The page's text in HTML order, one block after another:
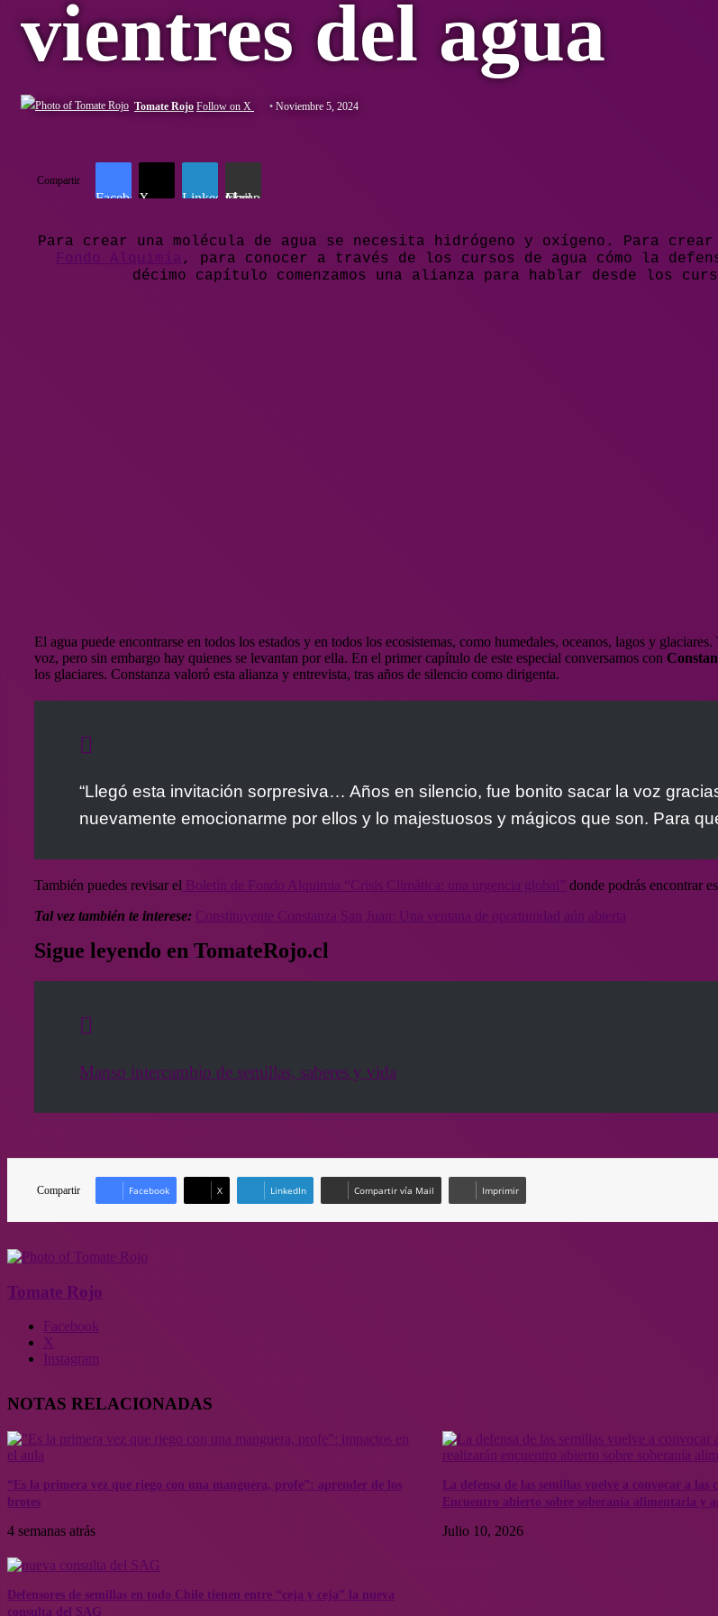
vientres del agua
Tomate Rojo Follow on X Noviembre 5, 2024
Compartir
Facebook
X LinkedInCompartir vía Mail
Para crear una molécula de agua se necesita hidrógeno y oxígeno. Para
, para conocer a través de los cursos de agua cómo la
décimo capítulo comenzamos una alianza para hablar desde los
El agua puede encontrarse en todos los estados y en todos los ecosistemas, como humedales, oceanos, lagos y
voz, pero sin embargo hay quienes se levantan por ella. En el primer capítulo de este especial conversamos con
los glaciares. Constanza valoró esta alianza y entrevista, tras años de silencio como dirigenta.
“Llegó esta invitación sorpresiva… Años en silencio, fue bonito sacar la voz
nuevamente emocionarme por ellos y lo majestuosos y mágicos que son. Para
También puedes revisar el Boletín de Fondo Alquimia “Crisis Climática: una urgencia global”
donde podrás encontrar
Tal vez también te interese: Constituyente Constanza San Juan: Una ventana de oportunidad aún abierta
Sigue leyendo en TomateRojo.cl
Manso intercambio de semillas, saberes y vida
Compartir Facebook X LinkedIn Compartir vía Mail Imprimir
Tomate Rojo
Facebook
X
Instagram
NOTAS RELACIONADAS
“Es la primera vez que riego con una manguera, profe”: aprender de los
brotes
4 semanas atrás
La defensa de las semillas vuelve a convocar a las
Encuentro abierto sobre soberanía alimentaria y
Julio 10, 2026
Defensores de semillas en todo Chile tienen entre “ceja y ceja” la nueva
consulta del SAG